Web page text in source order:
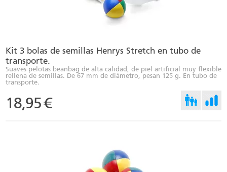
Kit 3 bolas de semillas Henrys Stretch en tubo de
transporte.
Suaves pelotas beanbag de alta calidad, de piel artificial muy flexible
rellena de semillas. De 67 mm de diámetro, pesan 125 g. En tubo de
transporte.
18,95€